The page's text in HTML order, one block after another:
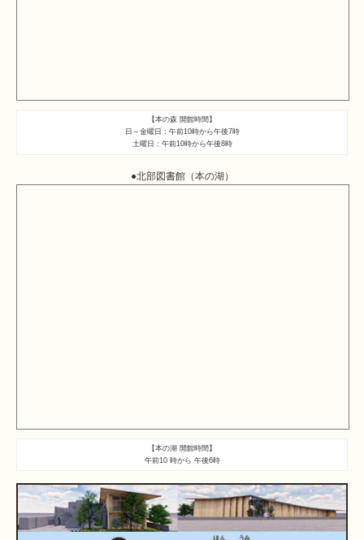
【本の森 開館時間】
日～金曜日：午前10時から午後7時
土曜日：午前10時から午後8時
●北部図書館（本の湖）
【本の湖 開館時間】
午前10 時から 午後6時